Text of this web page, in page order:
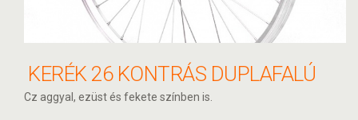
KERÉK 26 KONTRÁS DUPLAFALÚ
Cz aggyal, ezüst és fekete színben is.